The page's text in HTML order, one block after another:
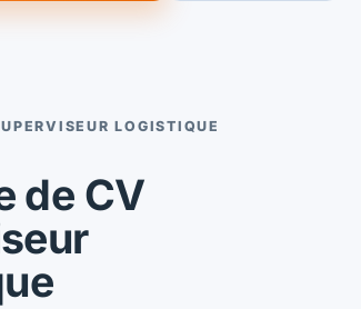
LOGISTIQUE
de CV